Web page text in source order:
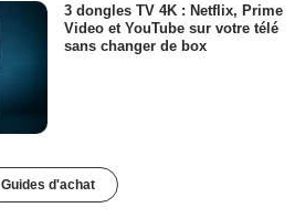
3 dongles TV 4K : Netflix, Prime
Video et YouTube sur votre télé
sans changer de box
Guides d'achat